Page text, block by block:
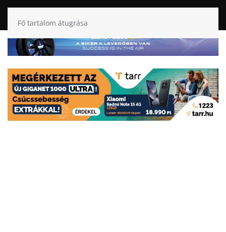
Fő tartalom átugrása